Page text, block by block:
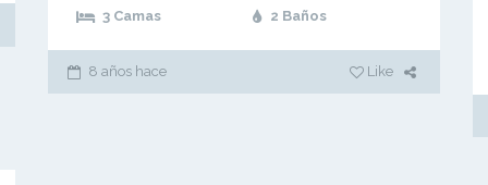
3 Camas 2 Baños
8 años hace Like